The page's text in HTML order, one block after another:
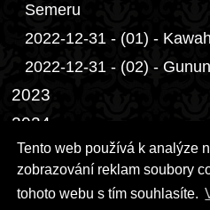
Tento web používá k analýze
zobrazování reklam soubory
tohoto webu s tím souhlasíte.
Semeru
2022-12-31 - (01) -
2022-12-31 - (02) -
2023
2024
2025
2026